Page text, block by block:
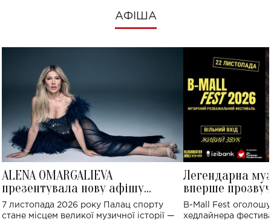
АФІША
ALENA OMARGALIEVA
презентувала нову афішу
великого концерту в Палаці
спорту
7 листопада 2026 року Палац спорту
стане місцем великої музичної історії —
Легендарна
вперше
Україні: де
B-Mall Fest
хедлайнера